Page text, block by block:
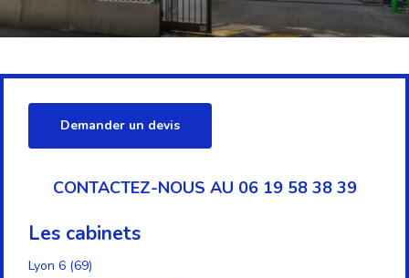
Demander un devis
CONTACTEZ-NOUS AU 06 19 58 38 39
Les cabinets
Lyon 6 (69)